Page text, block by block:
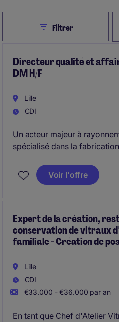
CloseFiltrer
Directeur qualité et
DM H/F
Lille
CDI
Un acteur majeur à
spécialisé dans la
recherche son futur
réglementaires - DM H/F
Voir l'offre
Expert de la création,
conservation de vitraux
familiale - Création de
Lille
CDI
€33.000 - €36.000 par an
En tant que Chef d'Atelier